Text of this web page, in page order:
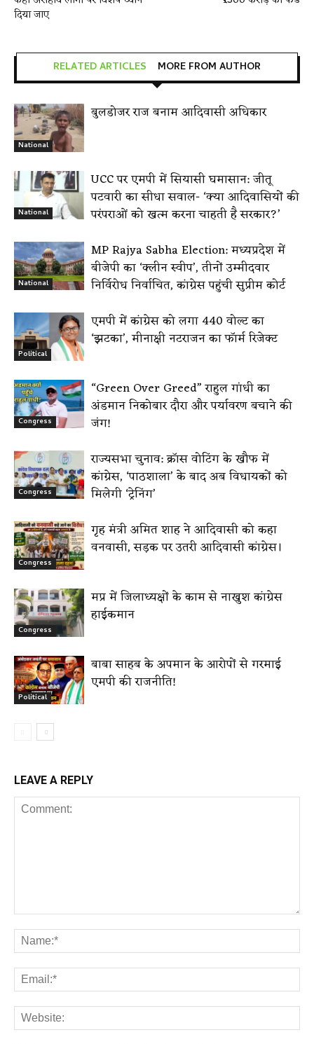
दिया जाए
RELATED ARTICLES MORE FROM AUTHOR
National
बुलडोजर राज बनाम आदिवासी अधिकार
National
UCC पर एमपी में सियासी घमासान: जीतू
पटवारी का सीधा सवाल- ‘क्या आदिवासियों की
परंपराओं को खत्म करना चाहती है सरकार?’
National
MP Rajya Sabha Election: मध्यप्रदेश में
बीजेपी का ‘क्लीन स्वीप’, तीनों उम्मीदवार
निर्विरोध निर्वाचित, कांग्रेस पहुंची सुप्रीम कोर्ट
Political
एमपी में कांग्रेस को लगा 440 वोल्ट का
‘झटका’, मीनाक्षी नटराजन का फॉर्म रिजेक्ट
Congress
“Green Over Greed” राहुल गांधी का
अंडमान निकोबार दौरा और पर्यावरण बचाने की
जंग!
Congress
राज्यसभा चुनाव: क्रॉस वोटिंग के खौफ में
कांग्रेस, ‘पाठशाला’ के बाद अब विधायकों को
मिलेगी ‘ट्रेनिंग’
Congress
गृह मंत्री अमित शाह ने आदिवासी को कहा
वनवासी, सड़क पर उतरी आदिवासी कांग्रेस।
Congress
मप्र में जिलाध्यक्षों के काम से नाखुश कांग्रेस
हाईकमान
Political
बाबा साहब के अपमान के आरोपों से गरमाई
एमपी की राजनीति!
LEAVE A REPLY